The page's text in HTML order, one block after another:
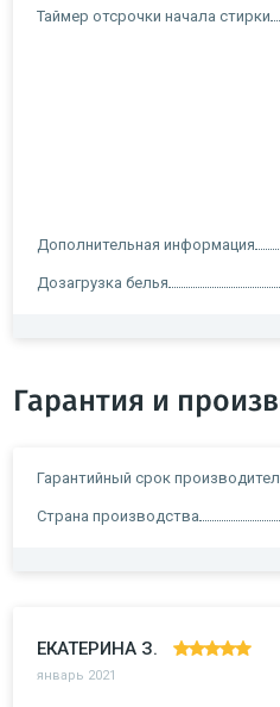
Таймер отсрочки начала стирки
Дополнительная информация
Дозагрузка белья
Гарантия и
Гарантийный срок
Страна производства
ЕКАТЕРИНА З.
январь 2021